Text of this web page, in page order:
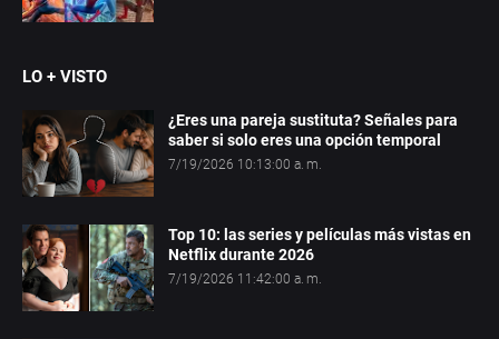
LO + VISTO
¿Eres una pareja sustituta? Señales para
saber si solo eres una opción temporal
7/19/2026 10:13:00 a. m.
Top 10: las series y películas más vistas en
Netflix durante 2026
7/19/2026 11:42:00 a. m.